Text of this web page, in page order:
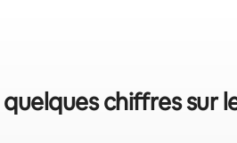
chiffres sur